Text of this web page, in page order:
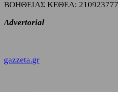
ΒΟΗΘΕΙΑΣ ΚΕΘΕΑ:
Advertorial
gazzeta.gr